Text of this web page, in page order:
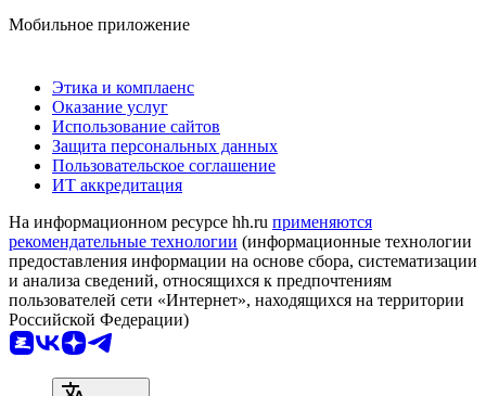
Мобильное приложение
Этика и комплаенс
Оказание услуг
Использование сайтов
Защита персональных данных
Пользовательское соглашение
ИТ аккредитация
На информационном ресурсе hh.ru применяются
рекомендательные технологии (информационные технологии
предоставления информации на основе сбора, систематизации
и анализа сведений, относящихся к предпочтениям
пользователей сети «Интернет», находящихся на территории
Российской Федерации)